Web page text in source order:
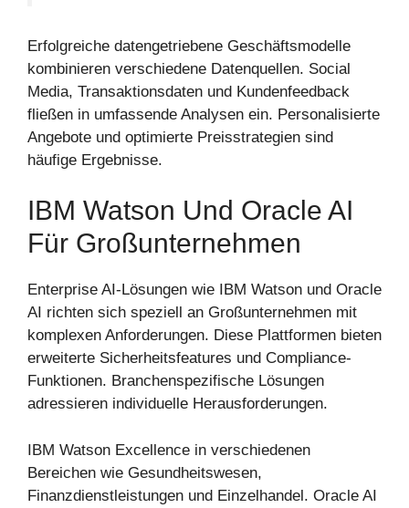
Erfolgreiche datengetriebene Geschäftsmodelle
kombinieren verschiedene Datenquellen. Social
Media, Transaktionsdaten und Kundenfeedback
fließen in umfassende Analysen ein. Personalisierte
Angebote und optimierte Preisstrategien sind
häufige Ergebnisse.
IBM Watson Und Oracle AI
Für Großunternehmen
Enterprise AI-Lösungen wie IBM Watson und Oracle
AI richten sich speziell an Großunternehmen mit
komplexen Anforderungen. Diese Plattformen bieten
erweiterte Sicherheitsfeatures und Compliance-
Funktionen. Branchenspezifische Lösungen
adressieren individuelle Herausforderungen.
IBM Watson Excellence in verschiedenen
Bereichen wie Gesundheitswesen,
Finanzdienstleistungen und Einzelhandel. Oracle AI